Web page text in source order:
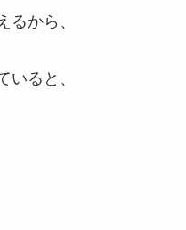
るから、
いると、